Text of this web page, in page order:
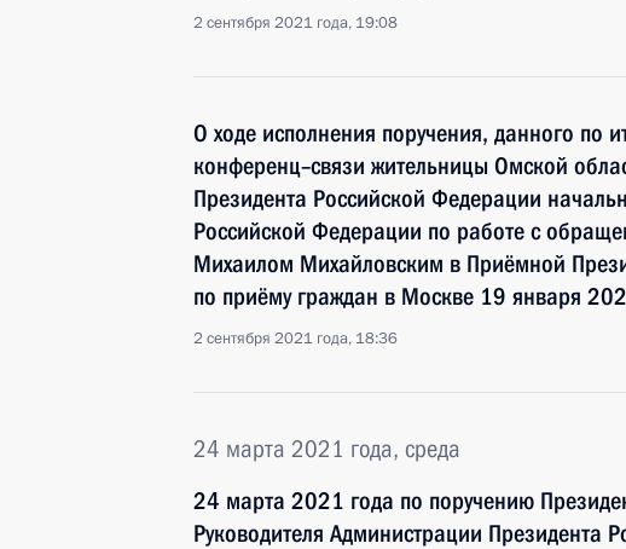
2 сентября 2021 года, 19:08
О ходе исполнения поручения, данного по
конференц–связи жительницы Омской
Президента Российской Федерации
Российской Федерации по работе с
Михаилом Михайловским в Приёмной
по приёму граждан в Москве 19 января
2 сентября 2021 года, 18:36
24 марта 2021 года, среда
24 марта 2021 года по поручению
Руководителя Администрации Президента